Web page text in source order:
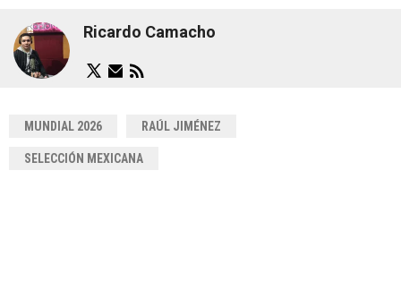
Ricardo Camacho
MUNDIAL 2026 RAÚL JIMÉNEZ
SELECCIÓN MEXICANA